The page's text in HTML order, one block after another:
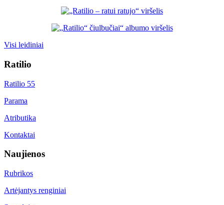
Visi leidiniai
Ratilio
Ratilio 55
Parama
Atributika
Kontaktai
Naujienos
Rubrikos
Artėjantys renginiai